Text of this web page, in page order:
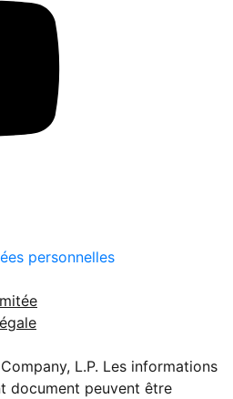
personnelles
L.P. Les informations
document peuvent être